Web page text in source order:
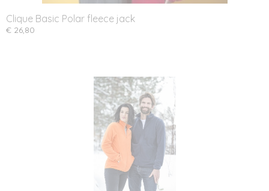
Clique Basic Polar fleece jack
€ 26,80